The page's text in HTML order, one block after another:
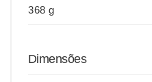
368 g
Dimensões